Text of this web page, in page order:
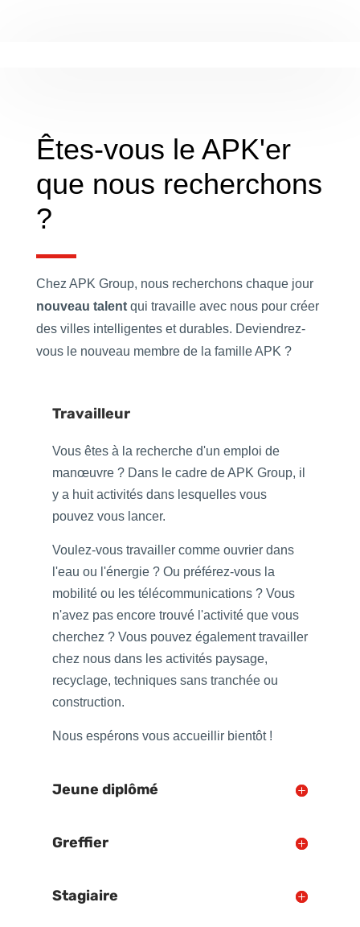
Êtes-vous le APK'er
que nous recherchons
?
Chez APK Group, nous recherchons chaque jour
nouveau talentqui travaille avec nous pour créer
des villes intelligentes et durables. Deviendrez-
vous le nouveau membre de la famille APK ?
Travailleur
Vous êtes à la recherche d'un emploi de
manœuvre ? Dans le cadre de APK Group, il
y a huit activités dans lesquelles vous
pouvez vous lancer.
Voulez-vous travailler comme ouvrier dans
l'eau ou l'énergie ? Ou préférez-vous la
mobilité ou les télécommunications ? Vous
n'avez pas encore trouvé l'activité que vous
cherchez ? Vous pouvez également travailler
chez nous dans les activités paysage,
recyclage, techniques sans tranchée ou
construction.
Nous espérons vous accueillir bientôt !
Jeune diplômé
Greffier
Stagiaire